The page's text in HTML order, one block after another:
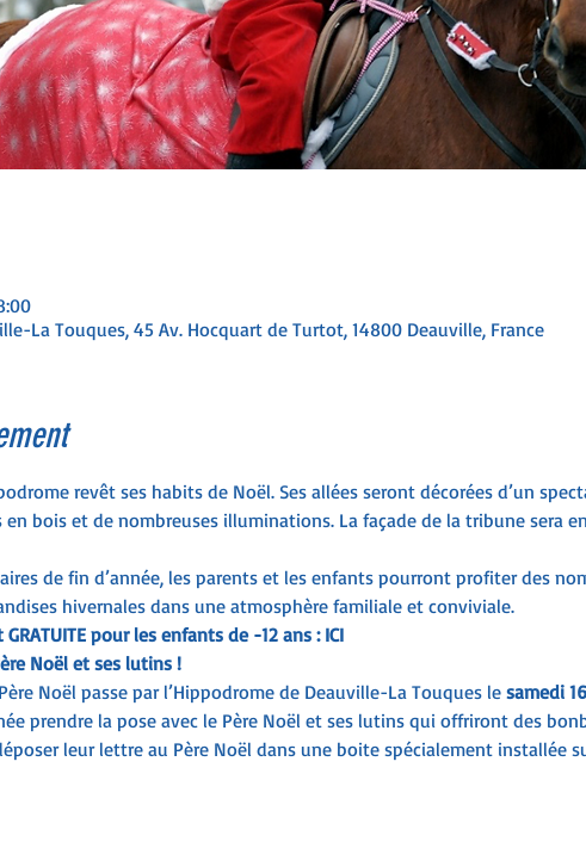
La Touques, 45 Av. Hocquart de Turtot, 14800 Deauville, France
revêt ses habits de Noël. Ses allées seront décorées d’un
en bois et de nombreuses illuminations. La façade de la tribune sera
de fin d’année, les parents et les enfants pourront profiter des
hivernales dans une atmosphère familiale et conviviale.
pour les enfants de -12 ans : ICI
Noël et ses lutins !
Noël passe par l’Hippodrome de Deauville-La Touques le samedi
prendre la pose avec le Père Noël et ses lutins qui offriront des
leur lettre au Père Noël dans une boite spécialement installée